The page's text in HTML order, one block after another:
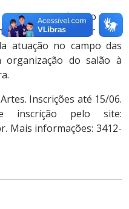
obras ficarão sob
composta por cinco
atuação no campo das
organização do salão à
Inscrições até 15/06.
inscrição pelo site:
Mais informações: 3412-